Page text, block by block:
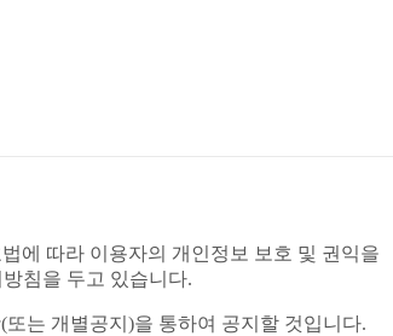
에 따라 이용자의 개인정보 보호 및 권익을
침을 두고 있습니다.
는 개별공지)을 통하여 공지할 것입니다.